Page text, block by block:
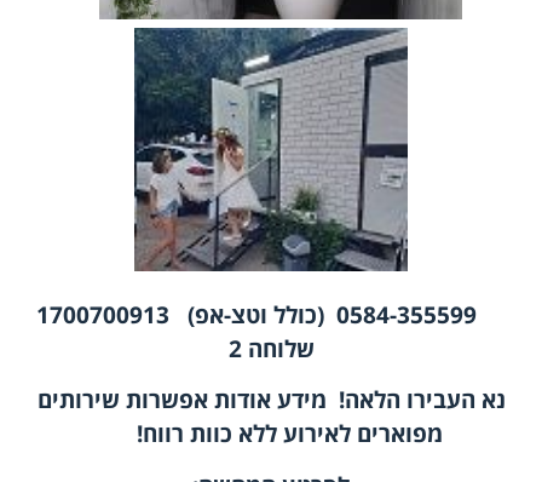
0584-355599 (כולל וטצ-אפ) 1700700913
שלוחה 2
נא העבירו הלאה! מידע אודות אפשרות שירותים
מפוארים לאירוע ללא כוות רווח!